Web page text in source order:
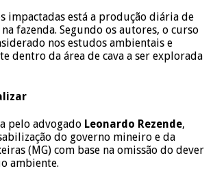
impactadas está a produção diária de
fazenda. Segundo os autores, o curso
nos estudos ambientais e
dentro da área de cava a ser explorada
pelo advogado Leonardo Rezende,
do governo mineiro e da
(MG) com base na omissão do dever
ambiente.